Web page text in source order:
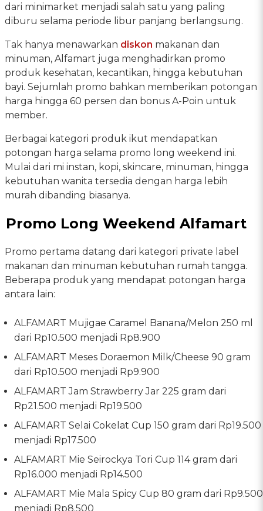
dari minimarket menjadi salah satu yang paling
diburu selama periode libur panjang berlangsung.
Tak hanya menawarkan diskon makanan dan
minuman, Alfamart juga menghadirkan promo
produk kesehatan, kecantikan, hingga kebutuhan
bayi. Sejumlah promo bahkan memberikan potongan
harga hingga 60 persen dan bonus A-Poin untuk
member.
Berbagai kategori produk ikut mendapatkan
potongan harga selama promo long weekend ini.
Mulai dari mi instan, kopi, skincare, minuman, hingga
kebutuhan wanita tersedia dengan harga lebih
murah dibanding biasanya.
Promo Long Weekend Alfamart
Promo pertama datang dari kategori private label
makanan dan minuman kebutuhan rumah tangga.
Beberapa produk yang mendapat potongan harga
antara lain:
ALFAMART Mujigae Caramel Banana/Melon 250 ml
dari Rp10.500 menjadi Rp8.900
ALFAMART Meses Doraemon Milk/Cheese 90 gram
dari Rp10.500 menjadi Rp9.900
ALFAMART Jam Strawberry Jar 225 gram dari
Rp21.500 menjadi Rp19.500
ALFAMART Selai Cokelat Cup 150 gram dari Rp19.500
menjadi Rp17.500
ALFAMART Mie Seirockya Tori Cup 114 gram dari
Rp16.000 menjadi Rp14.500
ALFAMART Mie Mala Spicy Cup 80 gram dari Rp9.500
menjadi Rp8.500